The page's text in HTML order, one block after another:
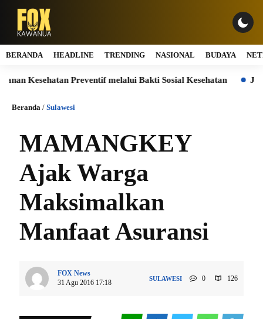
BERANDA HEADLINE TRENDING NASIONAL BUDAYA
Preventif melalui Bakti Sosial Kesehatan Jasa
Beranda / Sulawesi
MAMANGKEY
Ajak Warga
Maksimalkan
Manfaat Asuransi
FOX News
31 Agu 2016 17:18
SULAWESI 0 126